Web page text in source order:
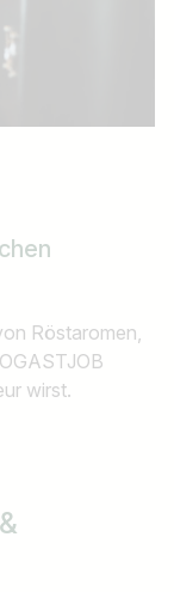
Röstaromen,
wirst.